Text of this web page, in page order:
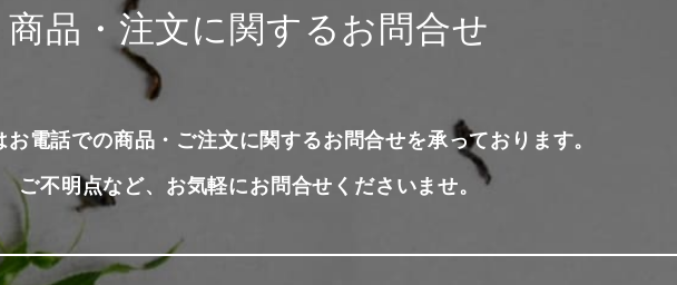
商品・注文に関するお問合せ
お電話での商品・ご注文に関するお問合せを承っております。
ご不明点など、お気軽にお問合せくださいませ。